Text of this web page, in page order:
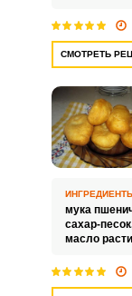
СМОТРЕТЬ
мука
сахар-
масло